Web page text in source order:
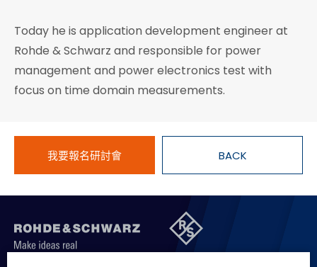
Today he is application development engineer at
Rohde & Schwarz and responsible for power
management and power electronics test with
focus on time domain measurements.
我要報名研討會 BACK